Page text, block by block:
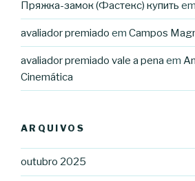
Пряжка-замок (Фастекс) купить em
avaliador premiado em Campos
avaliador premiado vale a pena em
Cinemática
ARQUIVOS
outubro 2025